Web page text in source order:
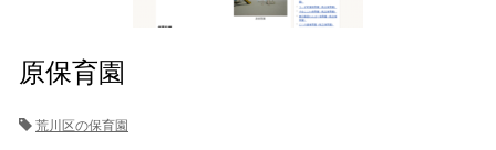
原保育園
荒川区の保育園